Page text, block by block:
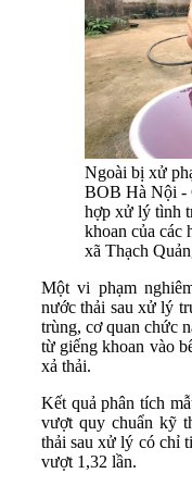
Ngoài bị xử
BOB Hà Nội -
hợp xử lý tình
khoan của các
xã Thạch
Một vi phạm
nước thải sau xử lý
trùng, cơ quan chức
từ giếng khoan vào
xả thải.
Kết quả phân tích
vượt quy chuẩn kỹ
thải sau xử lý có chỉ
vượt 1,32 lần.